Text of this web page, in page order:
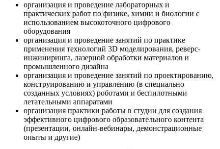
организация и проведение лабораторных и
практических работ по физике, химии и биологии с
использованием высокоточного цифрового
оборудования
организация и проведение занятий по практике
применения технологий 3D моделирования, реверс-
инжиниринга, лазерной обработки материалов и
промышленного дизайна
организация и проведение занятий по проектированию,
конструированию и управлению (в специально
созданных условиях) роботами и беспилотными
летательными аппаратами
организация практики работы в студии для создания
эффективного цифрового образовательного контента
(презентации, онлайн-вебинары, демонстрационные
опыты и другие)